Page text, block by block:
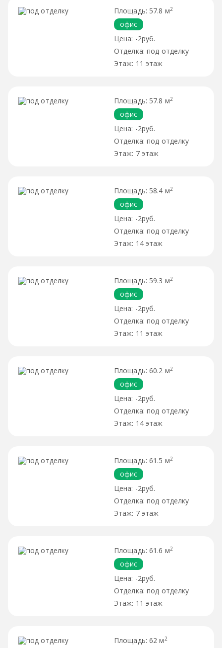
57.8 м2
офис
-2руб.
под отделку
11 этаж
57.8 м2
офис
-2руб.
под отделку
7 этаж
58.4 м2
офис
-2руб.
под отделку
14 этаж
59.3 м2
офис
-2руб.
под отделку
11 этаж
60.2 м2
офис
-2руб.
под отделку
14 этаж
61.5 м2
офис
-2руб.
под отделку
7 этаж
61.6 м2
офис
-2руб.
под отделку
11 этаж
62 м 2